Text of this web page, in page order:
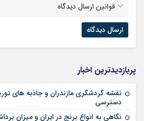
قوانین ارسال دیدگاه
پربازدیدترین اخبار
دسترسی
نگاهی به انواع برنج در ایران و میزان